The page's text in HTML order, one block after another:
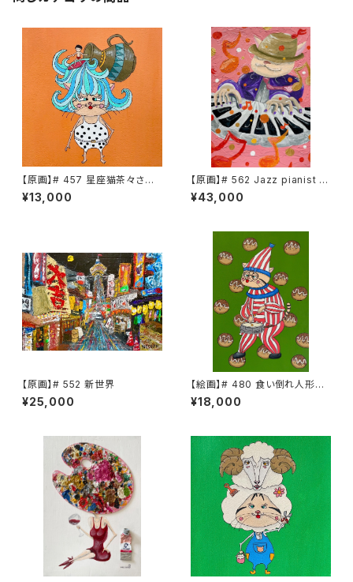
【原画】# 457 星座猫茶々さん
水瓶座
¥13,000
【原画】# 562 Jazz pianist C
HACHA
¥43,000
【原画】# 552 新世界
¥25,000
【絵画】# 480 食い倒れ人形
茶々さん
¥18,000